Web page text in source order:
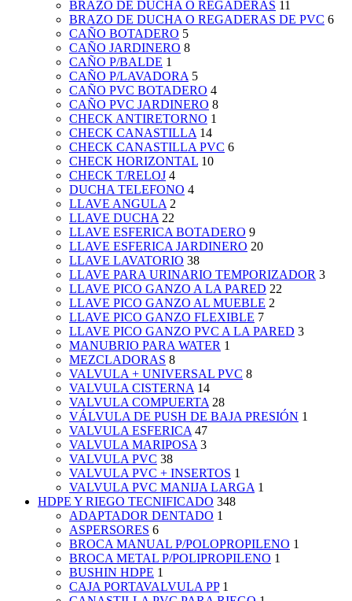
BRAZO DE DUCHA O REGADERAS 11
BRAZO DE DUCHA O REGADERAS DE PVC 6
CAÑO BOTADERO 5
CAÑO JARDINERO 8
CAÑO P/BALDE 1
CAÑO P/LAVADORA 5
CAÑO PVC BOTADERO 4
CAÑO PVC JARDINERO 8
CHECK ANTIRETORNO 1
CHECK CANASTILLA 14
CHECK CANASTILLA PVC 6
CHECK HORIZONTAL 10
CHECK T/RELOJ 4
DUCHA TELEFONO 4
LLAVE ANGULA 2
LLAVE DUCHA 22
LLAVE ESFERICA BOTADERO 9
LLAVE ESFERICA JARDINERO 20
LLAVE LAVATORIO 38
LLAVE PARA URINARIO TEMPORIZADOR 3
LLAVE PICO GANZO A LA PARED 22
LLAVE PICO GANZO AL MUEBLE 2
LLAVE PICO GANZO FLEXIBLE 7
LLAVE PICO GANZO PVC A LA PARED 3
MANUBRIO PARA WATER 1
MEZCLADORAS 8
VALVULA + UNIVERSAL PVC 8
VALVULA CISTERNA 14
VALVULA COMPUERTA 28
VÁLVULA DE PUSH DE BAJA PRESIÓN 1
VALVULA ESFERICA 47
VALVULA MARIPOSA 3
VALVULA PVC 38
VALVULA PVC + INSERTOS 1
VALVULA PVC MANIJA LARGA 1
HDPE Y RIEGO TECNIFICADO 348
ADAPTADOR DENTADO 1
ASPERSORES 6
BROCA MANUAL P/POLOPROPILENO 1
BROCA METAL P/POLIPROPILENO 1
BUSHIN HDPE 1
CAJA PORTAVALVULA PP 1